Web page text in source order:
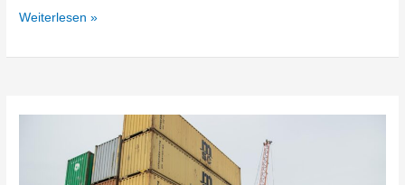
Seitenblende
Schießbrille/Sehhilfe
Weiterlesen »